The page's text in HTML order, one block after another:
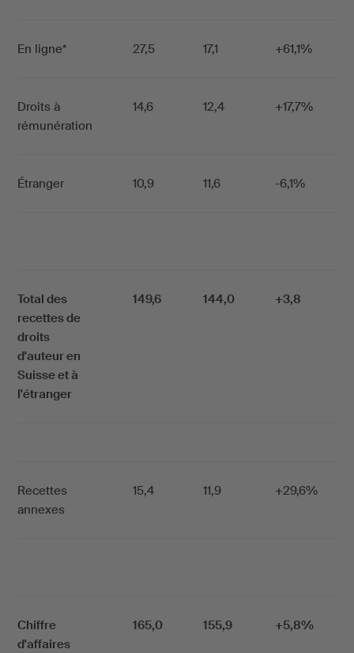
En ligne* 27,5 17,1 +61,1%
Droits à
rémunération
14,6 12,4 +17,7%
Étranger 10,9 11,6 -6,1%
Total des
recettes de
droits
d'auteur en
Suisse et à
l'étranger
149,6 144,0 +3,8
Recettes
annexes
15,4 11,9 +29,6%
Chiffre
d'affaires
165,0 155,9 +5,8%